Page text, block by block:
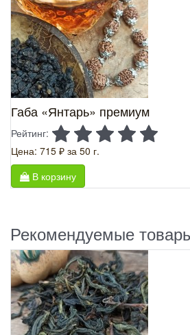
Габа «Янтарь» премиум
Рейтинг:
Цена: 715 ₽ за 50 г.
В корзину
Рекомендуемые